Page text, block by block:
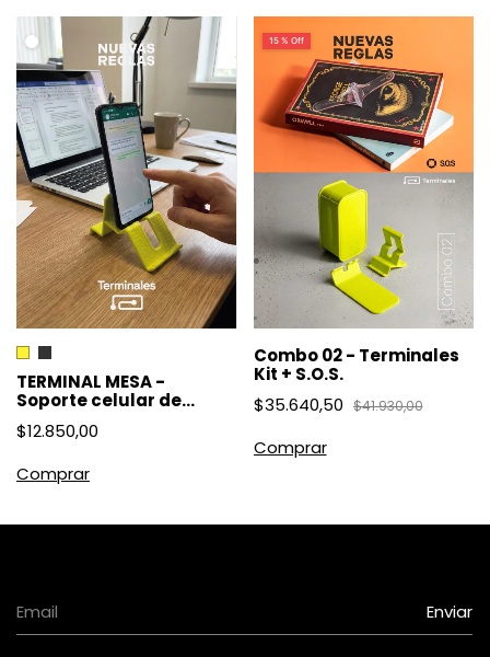
TERMINAL MESA -
Soporte celular de
escritorio
$12.850,00
Comprar
15 % Off
Combo 02 - Terminales
Kit + S.O.S.
$35.640,50 $41.930,00
Comprar